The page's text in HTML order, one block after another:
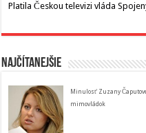
Platila Českou televizi vláda
Najčítanejšie
Minulosť Zuzany
mimovládok